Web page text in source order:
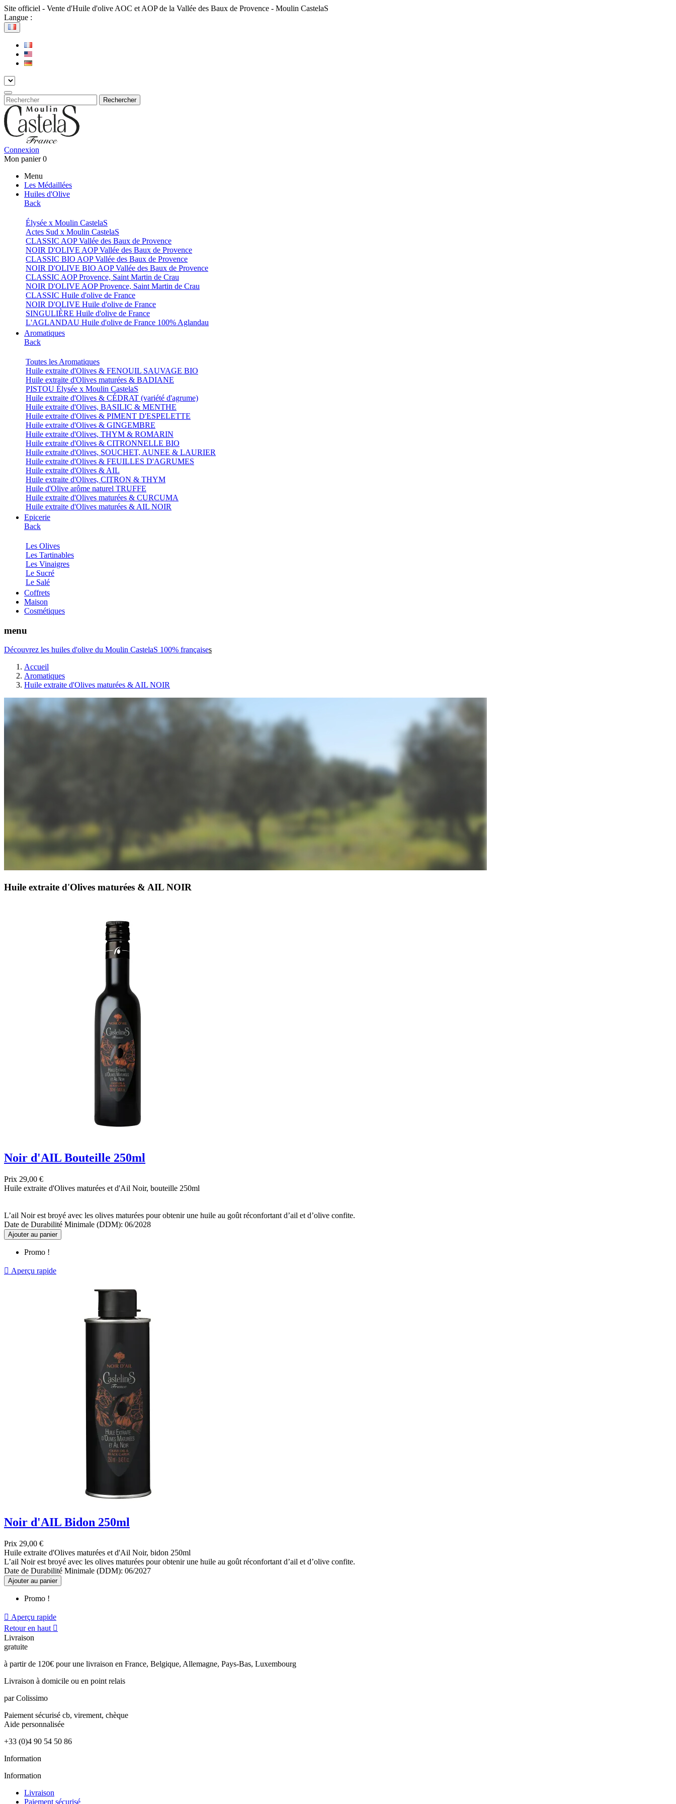
Site officiel - Vente d'Huile d'olive AOC et AOP de la Vallée des Baux de Provence - Moulin CastelaS
Langue :
Rechercher
Connexion
Mon panier 0
Menu
Les Médaillées
Huiles d'Olive
Back
Élysée x Moulin CastelaS
Actes Sud x Moulin CastelaS
CLASSIC AOP Vallée des Baux de Provence
NOIR D'OLIVE AOP Vallée des Baux de Provence
CLASSIC BIO AOP Vallée des Baux de Provence
NOIR D'OLIVE BIO AOP Vallée des Baux de Provence
CLASSIC AOP Provence, Saint Martin de Crau
NOIR D'OLIVE AOP Provence, Saint Martin de Crau
CLASSIC Huile d'olive de France
NOIR D'OLIVE Huile d'olive de France
SINGULIÈRE Huile d'olive de France
L'AGLANDAU Huile d'olive de France 100% Aglandau
Aromatiques
Back
Toutes les Aromatiques
Huile extraite d'Olives & FENOUIL SAUVAGE BIO
Huile extraite d'Olives maturées & BADIANE
PISTOU Élysée x Moulin CastelaS
Huile extraite d'Olives & CÉDRAT (variété d'agrume)
Huile extraite d'Olives, BASILIC & MENTHE
Huile extraite d'Olives & PIMENT D'ESPELETTE
Huile extraite d'Olives & GINGEMBRE
Huile extraite d'Olives, THYM & ROMARIN
Huile extraite d'Olives & CITRONNELLE BIO
Huile extraite d'Olives, SOUCHET, AUNEE & LAURIER
Huile extraite d'Olives & FEUILLES D'AGRUMES
Huile extraite d'Olives & AIL
Huile extraite d'Olives, CITRON & THYM
Huile d'Olive arôme naturel TRUFFE
Huile extraite d'Olives maturées & CURCUMA
Huile extraite d'Olives maturées & AIL NOIR
Epicerie
Back
Les Olives
Les Tartinables
Les Vinaigres
Le Sucré
Le Salé
Coffrets
Maison
Cosmétiques
menu
Découvrez les huiles d'olive du Moulin CastelaS 100% françaises
Accueil
Aromatiques
Huile extraite d'Olives maturées & AIL NOIR
Huile extraite d'Olives maturées & AIL NOIR
Noir d'AIL Bouteille 250ml
Prix 29,00 €
Huile extraite d'Olives maturées et d'Ail Noir, bouteille 250ml
L’ail Noir est broyé avec les olives maturées pour obtenir une huile au goût réconfortant d’ail et d’olive confite.
Date de Durabilité Minimale (DDM): 06/2028
Ajouter au panier
Promo !
 Aperçu rapide
Noir d'AIL Bidon 250ml
Prix 29,00 €
Huile extraite d'Olives maturées et d'Ail Noir, bidon 250ml
L’ail Noir est broyé avec les olives maturées pour obtenir une huile au goût réconfortant d’ail et d’olive confite.
Date de Durabilité Minimale (DDM): 06/2027
Ajouter au panier
Promo !
 Aperçu rapide
Retour en haut 
Livraison
gratuite
à partir de 120€ pour une livraison en France, Belgique, Allemagne, Pays-Bas, Luxembourg
Livraison à domicile ou en point relais
par Colissimo
Paiement sécurisé cb, virement, chèque
Aide personnalisée
+33 (0)4 90 54 50 86
Information
Information
Livraison
Paiement sécurisé